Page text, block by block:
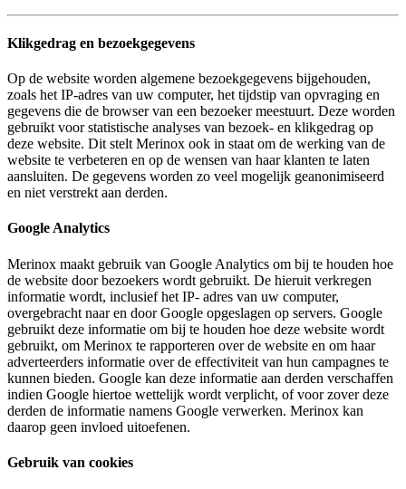
Klikgedrag en bezoekgegevens
Op de website worden algemene bezoekgegevens bijgehouden,
zoals het IP-adres van uw computer, het tijdstip van opvraging en
gegevens die de browser van een bezoeker meestuurt. Deze worden
gebruikt voor statistische analyses van bezoek- en klikgedrag op
deze website. Dit stelt Merinox ook in staat om de werking van de
website te verbeteren en op de wensen van haar klanten te laten
aansluiten. De gegevens worden zo veel mogelijk geanonimiseerd
en niet verstrekt aan derden.
Google Analytics
Merinox maakt gebruik van Google Analytics om bij te houden hoe
de website door bezoekers wordt gebruikt. De hieruit verkregen
informatie wordt, inclusief het IP- adres van uw computer,
overgebracht naar en door Google opgeslagen op servers. Google
gebruikt deze informatie om bij te houden hoe deze website wordt
gebruikt, om Merinox te rapporteren over de website en om haar
adverteerders informatie over de effectiviteit van hun campagnes te
kunnen bieden. Google kan deze informatie aan derden verschaffen
indien Google hiertoe wettelijk wordt verplicht, of voor zover deze
derden de informatie namens Google verwerken. Merinox kan
daarop geen invloed uitoefenen.
Gebruik van cookies